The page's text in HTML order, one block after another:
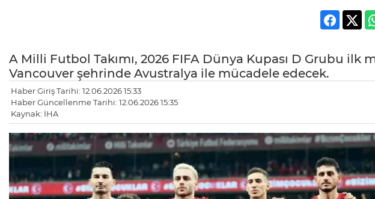
A Milli Futbol Takımı, 2026 FIFA Dünya Kupası D Grubu ilk
Vancouver şehrinde Avustralya ile mücadele edecek.
Haber Giriş Tarihi: 12.06.2026 15:33
Haber Güncellenme Tarihi: 12.06.2026 15:35
Kaynak: İHA